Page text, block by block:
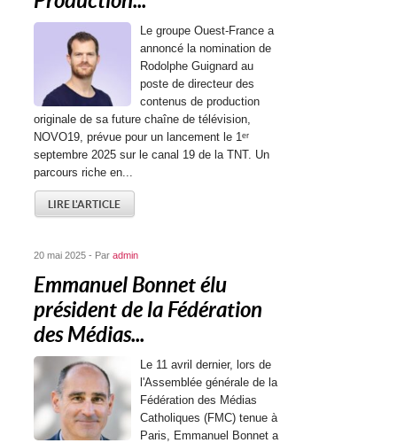
Le groupe Ouest-France a
annoncé la nomination de
Rodolphe Guignard au
poste de directeur des
contenus de production
originale de sa future chaîne de télévision,
NOVO19, prévue pour un lancement le 1ᵉʳ
septembre 2025 sur le canal 19 de la TNT. Un
parcours riche en...
LIRE L'ARTICLE
20 mai 2025 - Paradmin
Emmanuel Bonnet élu
président de la Fédération
des Médias...
Le 11 avril dernier, lors de
l'Assemblée générale de la
Fédération des Médias
Catholiques (FMC) tenue à
Paris, Emmanuel Bonnet a